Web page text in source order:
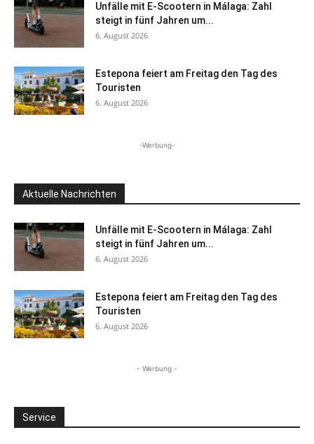
Unfälle mit E-Scootern in Málaga: Zahl
steigt in fünf Jahren um...
6. August 2026
Estepona feiert am Freitag den Tag des
Touristen
6. August 2026
-Werbung-
Aktuelle Nachrichten
Unfälle mit E-Scootern in Málaga: Zahl
steigt in fünf Jahren um...
6. August 2026
Estepona feiert am Freitag den Tag des
Touristen
6. August 2026
- Werbung -
Service